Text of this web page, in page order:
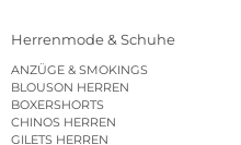
Herrenmode & Schuhe
ANZÜGE & SMOKINGS
BLOUSON HERREN
BOXERSHORTS
CHINOS HERREN
GILETS HERREN